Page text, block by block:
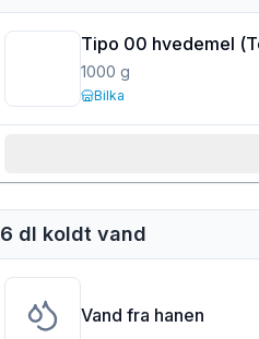
Tipo 00 hvedemel (
1000 g
Bilka
6 dl koldt vand
Vand fra hanen